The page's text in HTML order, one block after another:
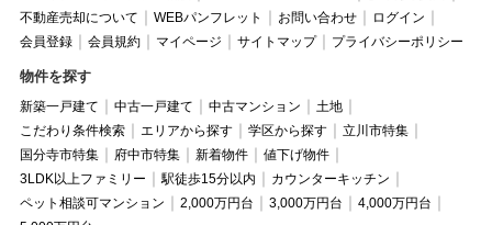
不動産売却について
WEBパンフレット お問い合わせ
ログイン
会員登録
会員規約 マイページ サイトマップ プライバシーポリシー
物件を探す
新築一戸建て 中古一戸建て 中古マンション
土地
こだわり条件検索
エリアから探す 学区から探す
立川市特集
国分寺市特集
府中市特集 新着物件
値下げ物件
3LDK以上ファミリー
駅徒歩15分以内
カウンターキッチン
ペット相談可マンション
2,000万円台 3,000万円台
4,000万円台